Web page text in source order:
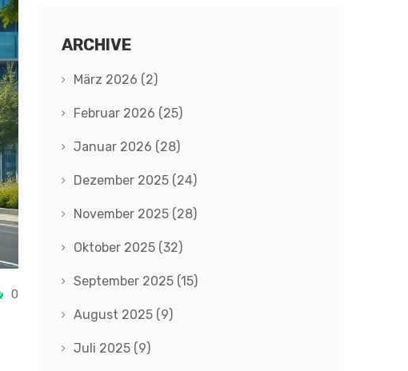
0
ARCHIVE
März 2026 (2)
Februar 2026 (25)
Januar 2026 (28)
Dezember 2025 (24)
November 2025 (28)
Oktober 2025 (32)
September 2025 (15)
August 2025 (9)
Juli 2025 (9)